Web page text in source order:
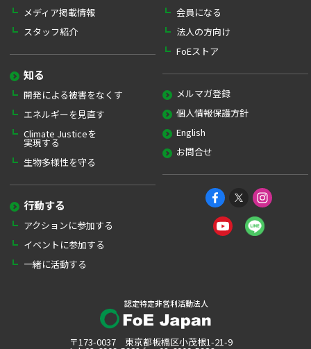
メディア掲載情報
スタッフ紹介
知る
開発による被害をなくす
エネルギーを見直す
Climate Justiceを
実現する
生物多様性を守る
行動する
アクションに参加する
イベントに参加する
一緒に活動する
会員になる
法人の方向け
FoEストア
メルマガ登録
個人情報保護方針
English
お問合せ
認定特定非営利活動法人
〒173-0037 東京都板橋区小茂根1-21-9